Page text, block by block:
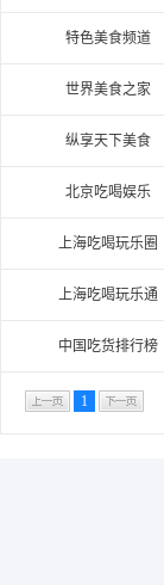
特色美食频道
世界美食之家
纵享天下美食
北京吃喝娱乐
上海吃喝玩乐圈
上海吃喝玩乐通
中国吃货排行榜
1